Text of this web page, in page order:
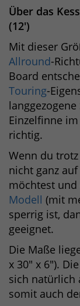
Über das
(12′)
Mit dieser
Allround-
Board
Touring-
Einzelfinne
richtig.
Wenn du
nicht ganz
möchtest und
Modell (mit
sperrig ist,
geeignet.
Die Maße
x 30″ x 6″).
sich natürlich
somit auch